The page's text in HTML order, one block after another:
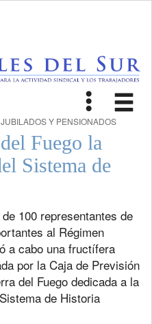
Toggle
Y PENSIONADOS
Fuego la
Sistema de
100 representantes de
al Régimen
a cabo una fructífera
por la Caja de Previsión
del Fuego dedicada a la
de Historia